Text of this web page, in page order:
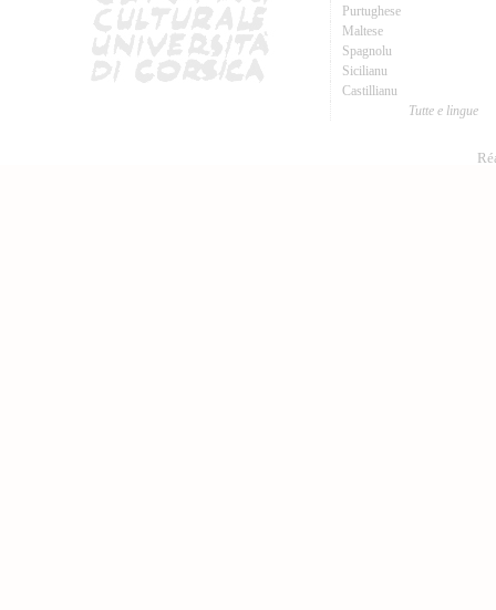
Purtughese
Maltese
Spagnolu
Sicilianu
Castillianu
Tutte e lingue